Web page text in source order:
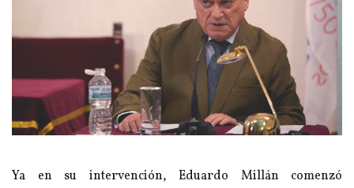
Ya en su intervención, Eduardo Millán comenzó